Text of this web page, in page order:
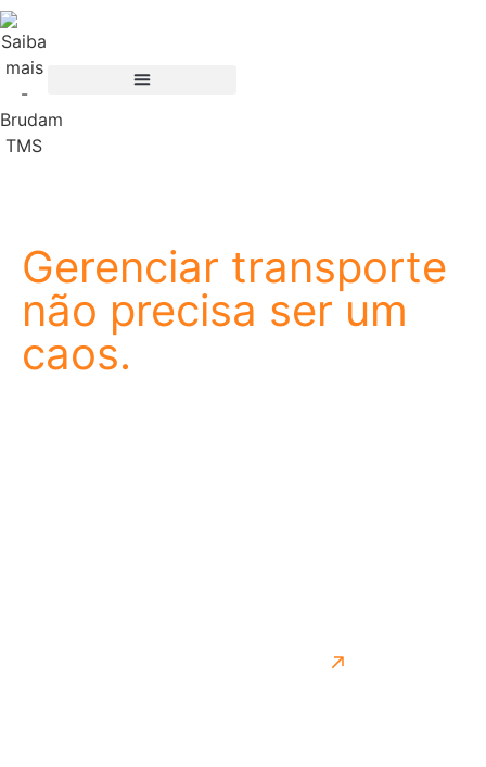
Gerenciar transporte
não precisa ser um
caos.